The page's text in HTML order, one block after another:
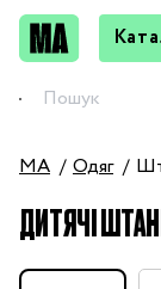
MA Одяг
ДИТЯЧІ